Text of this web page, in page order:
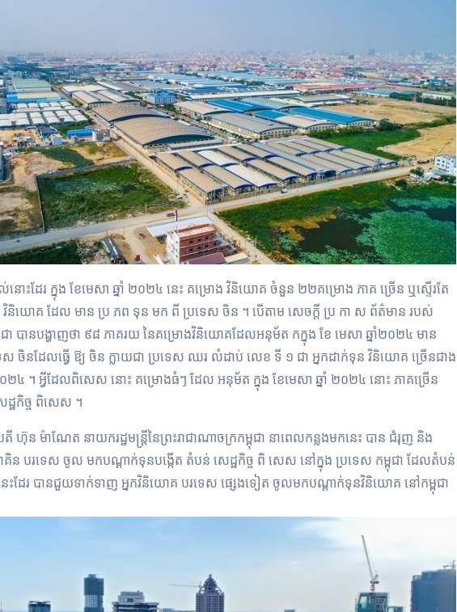
នោះដែរ ក្នុង ខែមេសា ឆ្នាំ ២០២៤ នេះ គម្រោង វិនិយោគ ចំនួន ២២គម្រោង ភាគ ច្រើន ឬស្ទើរតែ
និយោគ ដែល មាន ប្រ ភព ទុន មក ពី ប្រទេស ចិន ។ បើតាម សេចក្ដី ប្រ កា ស ព័ត៌មាន របស់
ជា បានបង្ហាញថា ៩៨ ភាគរយ នៃគម្រោងវិនិយោគដែលអនុម័ត កក្នុង ខែ មេសា ឆ្នាំ២០២៤ មាន
ចិនដែលធ្វើ ឱ្យ ចិន ក្លាយជា ប្រទេស ឈរ លំដាប់ លេខ ទី ១ ជា អ្នកដាក់ទុន វិនិយោគ ច្រើនជាង
២០២៤ ។ អ្វីដែលពិសេស នោះ គម្រោងធំៗ ដែល អនុម័ត ក្នុង ខែមេសា ឆ្នាំ ២០២៤ នោះ ភាគច្រើន
ដ្ឋកិច្ច ពិសេស ។
ហ៊ុន ម៉ាណែត នាយករដ្ឋមន្ត្រីនៃព្រះរាជាណាចក្រកម្ពុជា នាពេលកន្លងមកនេះ បាន ជំរុញ និង
ន បរទេស ចូល មកបណ្ដាក់ទុនបង្កើត តំបន់ សេដ្ឋកិច្ច ពិ សេស នៅក្នុង ប្រទេស កម្ពុជា ដែលតំបន់
េះដែរ បានជួយទាក់ទាញ អ្នកវិនិយោគ បរទេស ផ្សេងទៀត ចូលមកបណ្ដាក់ទុនវិនិយោគ នៅកម្ពុជា